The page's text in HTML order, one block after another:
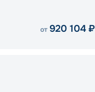
от 920 104 ₽